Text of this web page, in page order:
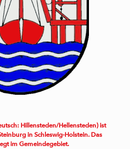
Hillensteden/Hellensteden) ist
in Schleswig-Holstein. Das
im Gemeindegebiet.